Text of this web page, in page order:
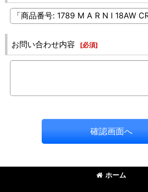
お問い合わせ内容 [必須]
確認画面へ
ホーム